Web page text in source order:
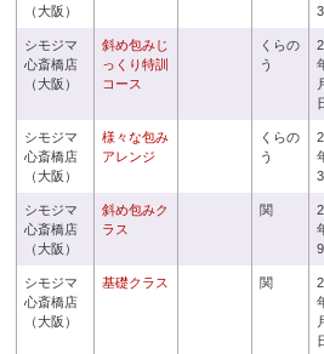
（大阪）
シモジマ
心斎橋店
（大阪）
斜め包みじ
っくり特訓
コース
くらの
う
シモジマ
心斎橋店
（大阪）
様々な包み
アレンジ
くらの
う
シモジマ
心斎橋店
（大阪）
斜め包みク
ラス
関
シモジマ
心斎橋店
（大阪）
基礎クラス 関